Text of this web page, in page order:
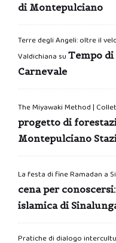
di Montepulciano
Terre degli Angeli: oltre il
Valdichiana su Tempo di
Carnevale
The Miyawaki Method |
progetto di
Montepulciano
La festa di fine Ramadan a
cena per
islamica di
Pratiche di dialogo